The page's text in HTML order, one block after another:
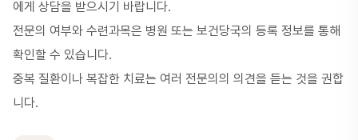
에게 상담을 받으시기 바랍니다.
전문의 여부와 수련과목은 병원 또는 보건당국의 등록 정보를 통해
확인할 수 있습니다.
중복 질환이나 복잡한 치료는 여러 전문의의 의견을 듣는 것을 권합
니다.